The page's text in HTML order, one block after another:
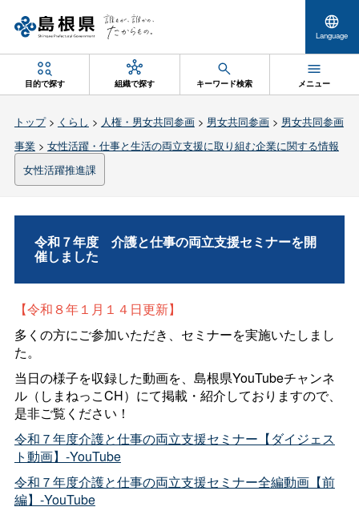
Language
目的で探す 組織で探す キーワード検索 メニュー
トップ> くらし > 人権・男女共同参画> 男女共同参画> 男女共同参画
事業> 女性活躍・仕事と生活の両立支援に取り組む企業に関する情報
女性活躍推進課
令和７年度 介護と仕事の両立支援セミナーを開
催しました
【令和８年１月１４日更新】
多くの方にご参加いただき、セミナーを実施いたしまし
た。
当日の様子を収録した動画を、島根県YouTubeチャンネ
ル（しまねっこCH）にて掲載・紹介しておりますので、
是非ご覧ください！
令和７年度介護と仕事の両立支援セミナー【ダイジェス
ト動画】-YouTube
令和７年度介護と仕事の両立支援セミナー全編動画【前
編】-YouTube